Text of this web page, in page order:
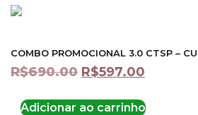
COMBO PROMOCIONAL 3.0 CTSP –
R$690.00 R$597.00
Adicionar ao carrinho